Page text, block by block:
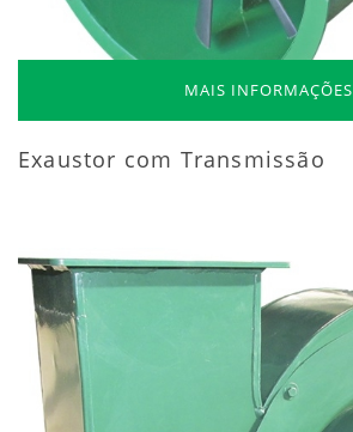
MAIS INFORMAÇÕES
Exaustor com Transmissão